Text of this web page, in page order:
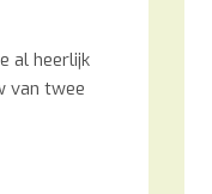
al heerlijk
van twee